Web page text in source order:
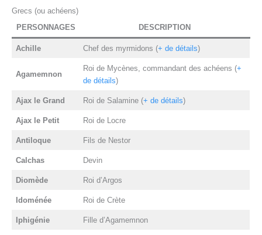
Grecs (ou achéens)
PERSONNAGES DESCRIPTION
Achille Chef des myrmidons (+ de détails)
Agamemnon
Roi de Mycènes, commandant des achéens (+
de détails)
Ajax le Grand Roi de Salamine (+ de détails)
Ajax le Petit Roi de Locre
Antiloque Fils de Nestor
Calchas Devin
Diomède Roi d’Argos
Idoménée Roi de Crète
Iphigénie Fille d’Agamemnon